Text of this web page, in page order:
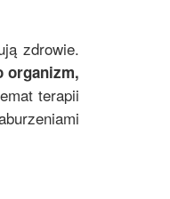
zdrowie.
organizm,
terapii